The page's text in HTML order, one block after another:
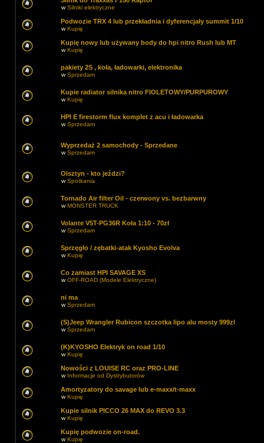
wSilniki elektryczne
Podwozie TRX 4 lub przekładnia i dyferencjały summit 1/10
wKupię
Kupię nowy lub używany body do hpi nitro Rush lub MT
wKupię
pakiety 2S , koła, ładowarki, elektronika
wSprzedam
Kupie radiator silnika nitro FIOLETOWY/PURPUROWY
wKupię
HPI E firestorm flux komplet z acu i ładowarka
wSprzedam
Wyprzedaż 2 samochody - Sprzedane
wSprzedam
Olsztyn - kto jeździ?
wSpotkania
Tornado Air filter Oil - czerwony vs. bezbarwny
wMONSTER TRUCK
Volante V5T-PG36R Koła 1:10 - 70zł
wSprzedam
Sprzęgło / zębatki-atak Kyosho Evolva
wKupię
Co zamiast HPI SAVAGE XS
wOFF-ROAD (Modele Elektryczne)
ni ma
wSprzedam
(S)Jeep Wrangler Rubicon szczotka lipo alu mosty 999zl
wSprzedam
(K)KYOSHO Elektryk on road 1/10
wKupię
Nowości z LOUISE RC oraz PRO-LINE
w Informacje od Dystrybutorów
Amortyzatory do savage lub e-maxx/t-maxx
wKupię
Kupie silnik PICCO 26 MAX do REVO 3.3
wKupię
Kupię podwozie on-road.
wKupię